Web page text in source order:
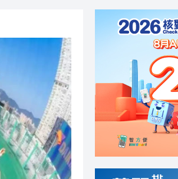
23:17
23:12
23:12
23:00